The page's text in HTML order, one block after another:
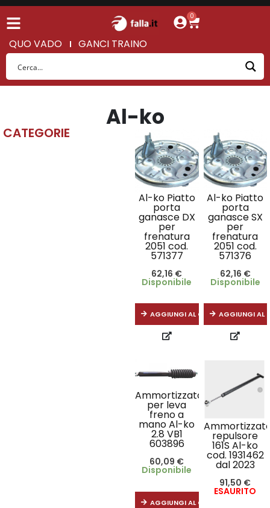
0
QUO VADO GANCI TRAINO
Al-ko
CATEGORIE
Al-ko Piatto
porta
ganasce DX
per
frenatura
2051 cod.
571377
62,16 €
Disponibile
AGGIUNGI AL CARRELLO
Al-ko Piatto
porta
ganasce SX
per
frenatura
2051 cod.
571376
62,16 €
Disponibile
AGGIUNGI AL
Ammortizzatore
per leva
freno a
mano Al-ko
2.8 VB1
603896
60,09 €
Disponibile
AGGIUNGI AL CARRELLO
repulsore
161S Al-ko
cod. 1931462
dal 2023
91,50 €
ESAURITO